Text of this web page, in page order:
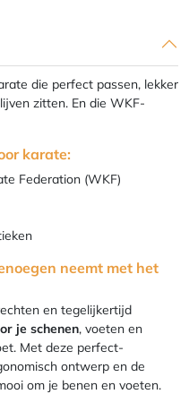
die perfect passen, lekker
zitten. En die WKF-
karate:
Federation (WKF)
neemt met het
en tegelijkertijd
je schenen, voeten en
Met deze perfect-
ontwerp en de
om je benen en voeten.